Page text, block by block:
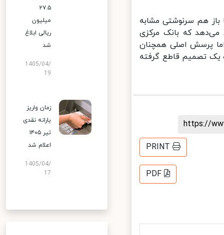
یا باز هم سرنوشتی مشابه
۲ میلیون ریالی نشان می‌دهد که بانک مرکزی
پرسش اصلی همچنان
یک تصمیم قاطع گرفته
https://
PRINT
PDF
۲۷.۵
میلیون
ریالی ابلاغ
شد
1405/04/
19
زمان واریز
یارانه نقدی
تیر ۱۴۰۵
اعلام شد
1405/04/
17